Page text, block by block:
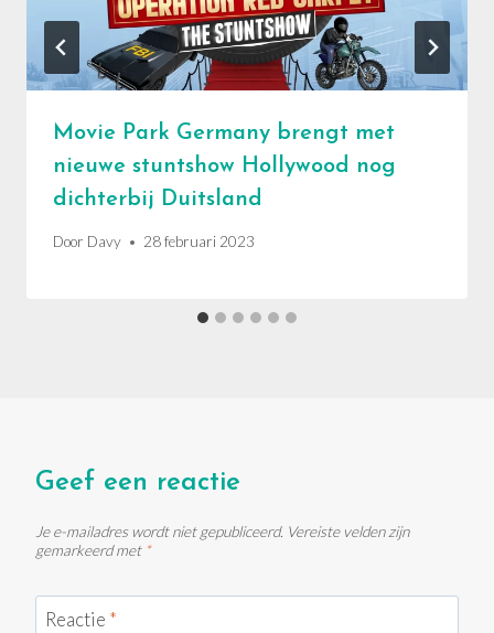
Movie Park Germany brengt met
nieuwe stuntshow Hollywood nog
dichterbij Duitsland
Door Davy 28 februari 2023
Geef een reactie
Je e-mailadres wordt niet gepubliceerd. Vereiste velden zijn
gemarkeerd met *
Reactie *